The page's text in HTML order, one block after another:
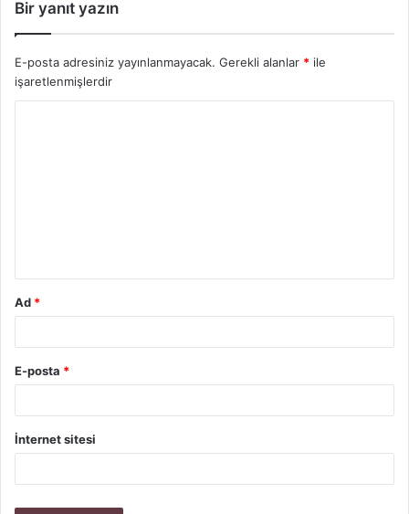
Bir yanıt yazın
E-posta adresiniz yayınlanmayacak. Gerekli alanlar * ile
işaretlenmişlerdir
Ad *
E-posta *
İnternet sitesi